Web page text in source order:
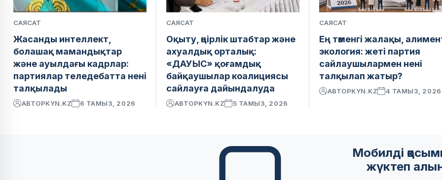
САЯСАТ
Жасанды интеллект,
болашақ мамандықтар
және ауылдағы кадрлар:
партиялар теледебатта нені
талқылады
АВТОРKYN.KZ 6 ТАМЫЗ, 2026
САЯСАТ
Оқыту, өңірлік штабтар және
ахуалдық орталық:
«ДАУЫС» қоғамдық
байқаушылар коалициясы
сайлауға дайындалуда
АВТОРKYN.KZ 5 ТАМЫЗ, 2026
САЯСАТ
Ең төменгі жалақы,
экология: жеті партия
сайлаушылармен нені
талқылап жатыр?
АВТОРKYN.KZ 4 ТАМЫЗ, 2026
Мобилді
жүктеп